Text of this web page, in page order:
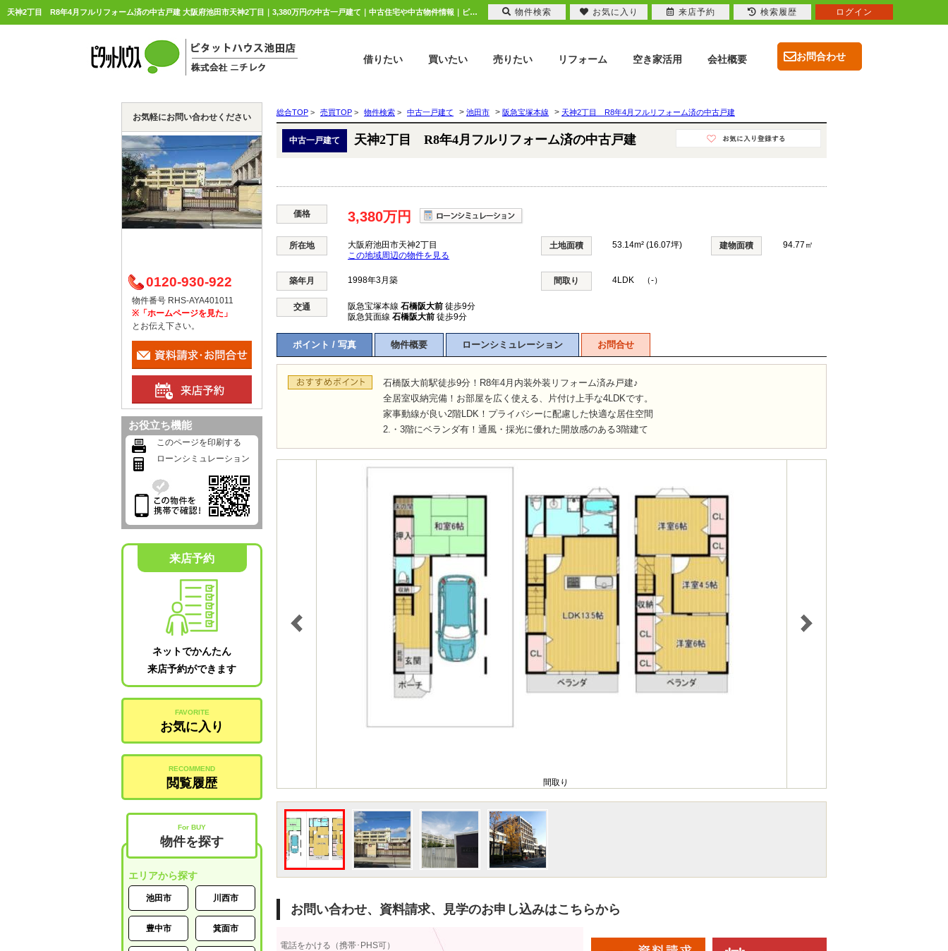
天神2丁目 R8年4月フルリフォーム済の中古戸建 大阪府池田市天神2丁目｜3,380万円の中古一戸建て｜中古住宅や中古物件情報｜ピタットハウス池田店 株式会社ニチレク
お問合わせ
借りたい 買いたい 売りたい リフォーム 空き家活用 会社概要
総合TOP > 売買TOP > 物件検索 > 中古一戸建て > 池田市 > 阪急宝塚本線 > 天神2丁目 R8年4月フルリフォーム済の中古戸建
中古一戸建て 天神2丁目 R8年4月フルリフォーム済の中古戸建
価格 3,380万円
所在地
大阪府池田市天神2丁目
この地域周辺の物件を見る
土地面積 53.14m² (16.07坪) 建物面積 94.77㎡
築年月 1998年3月築 間取り 4LDK （-）
交通 阪急宝塚本線 石橋阪大前 徒歩9分
阪急箕面線 石橋阪大前 徒歩9分
ポイント / 写真 物件概要 ローンシミュレーション お問合せ
石橋阪大前駅徒歩9分！R8年4月内装外装リフォーム済み戸建♪
全居室収納完備！お部屋を広く使える、片付け上手な4LDKです。
家事動線が良い2階LDK！プライバシーに配慮した快適な居住空間
2.・3階にベランダ有！通風・採光に優れた開放感のある3階建て
間取り
お問い合わせ、資料請求、見学のお申し込みはこちらから
電話をかける（携帯･PHS可）
お気軽にお問い合わせください
0120-930-922
物件番号 RHS-AYA401011
※「ホームページを見た」
とお伝え下さい。
お役立ち機能
このページを印刷する
ローンシミュレーション
来店予約
ネットでかんたん
来店予約ができます
FAVORITE
お気に入り
RECOMMEND
閲覧履歴
For BUY
物件を探す
エリアから探す
池田市 川西市
豊中市 箕面市
物件検索 お気に入り 来店予約 検索履歴 ログイン